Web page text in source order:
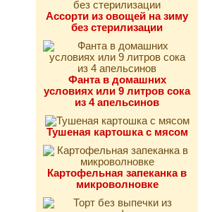
Ассорти из овощей на зиму
без стерилизации
Фанта в домашних
условиях или 9 литров сока
из 4 апельсинов
Тушеная картошка с мясом
Картофельная запеканка в
микроволновке